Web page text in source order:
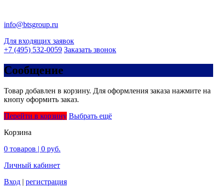
info@btsgroup.ru
Для входящих заявок
+7 (495) 532-0059 Заказать звонок
Сообщение
Товар добавлен в корзину. Для оформления заказа нажмите на
кнопу оформить заказ.
Перейти в корзину Выбрать ещё
Корзина
0 товаров | 0 руб.
Личный кабинет
Вход | регистрация